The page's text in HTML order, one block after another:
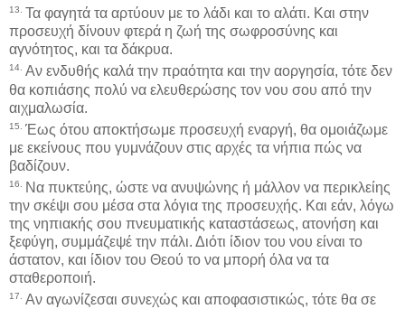
13. Τα φαγητά τα αρτύουν με το λάδι και το αλάτι. Και στην
προσευχή δίνουν φτερά η ζωή της σωφροσύνης και
αγνότητος, και τα δάκρυα.
14. Αν ενδυθής καλά την πραότητα και την αοργησία, τότε δεν
θα κοπιάσης πολύ να ελευθερώσης τον νου σου από την
αιχμαλωσία.
15. Έως ότου αποκτήσωμε προσευχή εναργή, θα ομοιάζωμε
με εκείνους που γυμνάζουν στις αρχές τα νήπια πώς να
βαδίζουν.
16.
Να πυκτεύης, ώστε να ανυψώνης ή μάλλον να περικλείης
την σκέψι σου μέσα στα λόγια της προσευχής. Και εάν, λόγω
της νηπιακής σου πνευματικής καταστάσεως, ατονήση και
ξεφύγη, συμμάζεψέ την πάλι. Διότι ίδιον του νου είναι το
άστατον, και ίδιον του Θεού το να μπορή όλα να τα
σταθεροποιή.
17. Αν αγωνίζεσαι συνεχώς και αποφασιστικώς, τότε θα σε